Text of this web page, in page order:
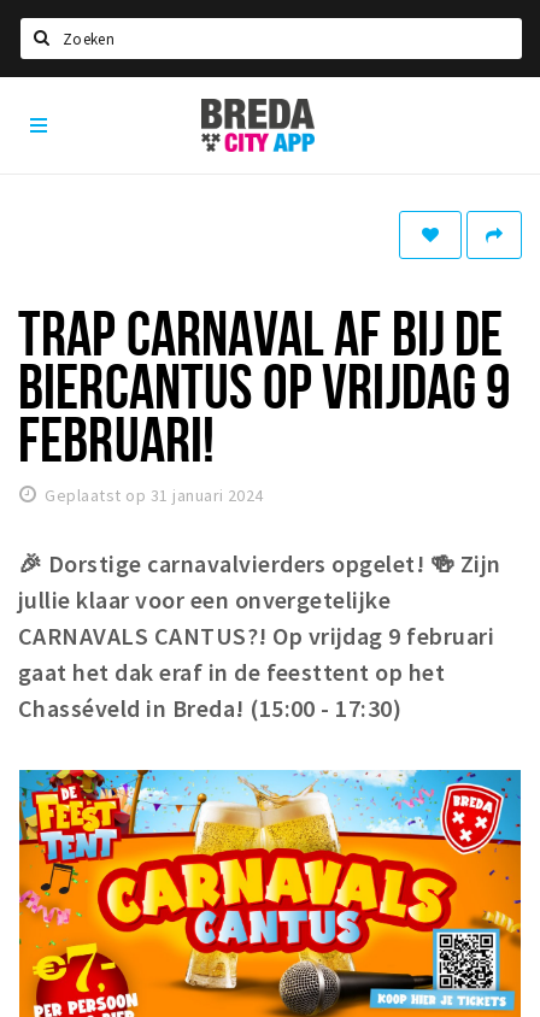
Home
Eten
Drinken
Slapen
Winkelgebieden
Parkeren
Bezienswaardigheden
Musea, theaters & podia
Toeristische routes
Natuurgebieden
Baroniepoorten
Sport
Privacy
Breda
City
App
TRAP CARNAVAL AF BIJ DE
BIERCANTUS OP VRIJDAG 9
FEBRUARI!
Geplaatst op 31 januari 2024
🎉 Dorstige carnavalvierders opgelet! 🍻 Zijn
jullie klaar voor een onvergetelijke
CARNAVALS CANTUS?! Op vrijdag 9 februari
gaat het dak eraf in de feesttent op het
Chasséveld in Breda! (15:00 - 17:30)